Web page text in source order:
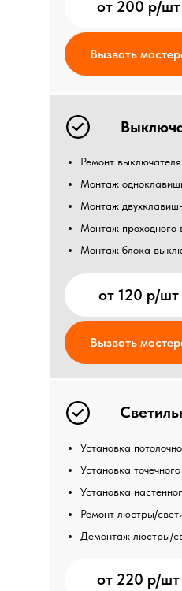
от 200 р/шт
Вызвать
от 120 р/шт
Вызвать
Ремонт выключателя
Монтаж
Монтаж
Монтаж проходного
Монтаж блока
от 220 р/шт
Установка
Установка
Установка
Ремонт люстры/
Демонтаж люстры/